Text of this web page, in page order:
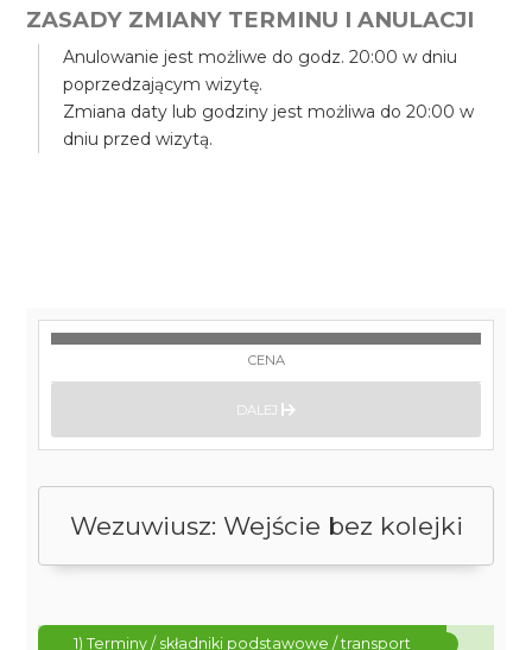
ZASADY ZMIANY TERMINU I ANULACJI
Anulowanie jest możliwe do godz. 20:00 w dniu
poprzedzającym wizytę.
Zmiana daty lub godziny jest możliwa do 20:00 w
dniu przed wizytą.
Wezuwiusz: Wejście bez kolejki
1) Terminy / składniki podstawowe / transport
CENA
DALEJ